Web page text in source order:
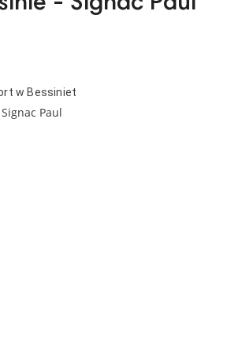
w Bessiniet
Signac Paul